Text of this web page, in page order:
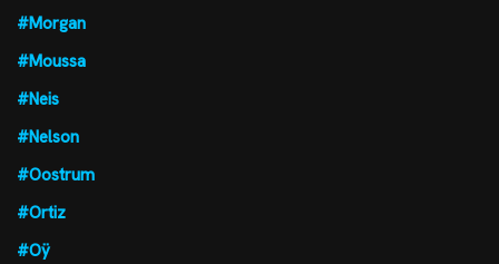
#Morgan
#Moussa
#Neis
#Nelson
#Oostrum
#Ortiz
#Oÿ